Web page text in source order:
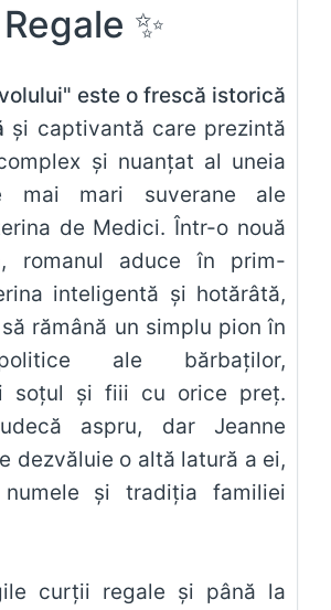
Regale ✨
este o frescă istorică
și captivantă care prezintă
și nuanțat al uneia
mai mari suverane ale
de Medici. Într-o nouă
romanul aduce în prim-
inteligentă și hotărâtă,
rămână un simplu pion în
ale bărbaților,
soțul și fiii cu orice preț.
aspru, dar Jeanne
dezvăluie o altă latură a ei,
și tradiția familiei
curții regale și până la